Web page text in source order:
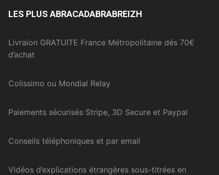
LES PLUS ABRACADABRABREIZH
Livraion GRATUITE France Métropolitaine dés 70€
d’achat
Colissimo ou Mondial Relay
Paiements sécurisés Stripe, 3D Secure et Paypal
Conseils téléphoniques et par email
Vidéos d’explications étrangères sous-titrées en